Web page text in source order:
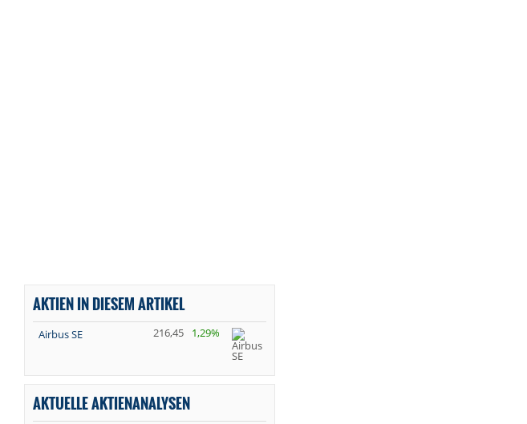
AKTIEN IN DIESEM ARTIKEL
Airbus SE 216,45 1,29%
AKTUELLE AKTIENANALYSEN